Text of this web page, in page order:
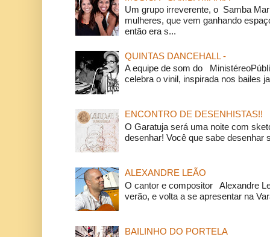
Um grupo irreverente, o Samba
mulheres, que vem ganhando
então era s...
QUINTAS DANCEHALL -
A equipe de som do
celebra o vinil, inspirada nos bailes
ENCONTRO DE DESENHISTAS!!
O Garatuja será uma noite com
desenhar! Você que sabe desenhar
ALEXANDRE LEÃO
O cantor e compositor Alexandre
verão, e volta a se apresentar na
BAILINHO DO PORTELA